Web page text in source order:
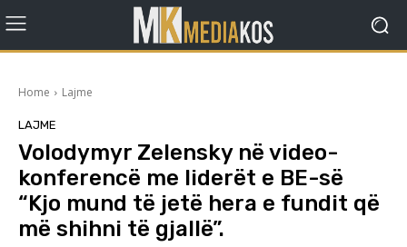
Home Lajme
LAJME
Volodymyr Zelensky në video-
konferencë me liderët e BE-së
“Kjo mund të jetë hera e fundit që
më shihni të gjallë”.